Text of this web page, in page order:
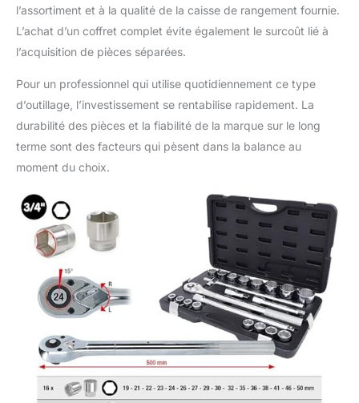
l’assortiment et à la qualité de la caisse de rangement fournie.
L’achat d’un coffret complet évite également le surcoût lié à
l’acquisition de pièces séparées.
Pour un professionnel qui utilise quotidiennement ce type
d’outillage, l’investissement se rentabilise rapidement. La
durabilité des pièces et la fiabilité de la marque sur le long
terme sont des facteurs qui pèsent dans la balance au
moment du choix.